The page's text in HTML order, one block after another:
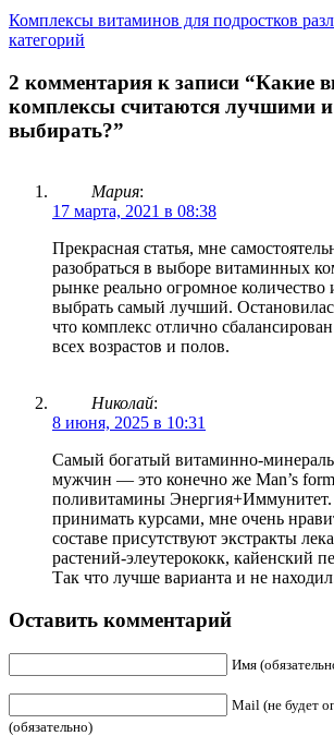
Комплексы витаминов для подростков
категорий
2 комментария к записи “Какие
комплексы считаются лучшими
выбирать?”
Мария:
17 марта, 2021 в 08:38
Прекрасная статья, мне
разобраться в выборе витаминных
рынке реально огромное количество
выбрать самый лучший.
что комплекс отлично
всех возрастов и полов.
Николай:
8 июня, 2025 в 10:31
Самый богатый витаминно-
мужчин — это конечно же Man’s
поливитамины Энергия+Иммунитет.
принимать курсами, мне очень
составе присутствуют экстракты
растений-элеутерококк, кайенский
Так что лучше варианта и не
Оставить комментарий
Имя
Mail (не будет
(обязательно)